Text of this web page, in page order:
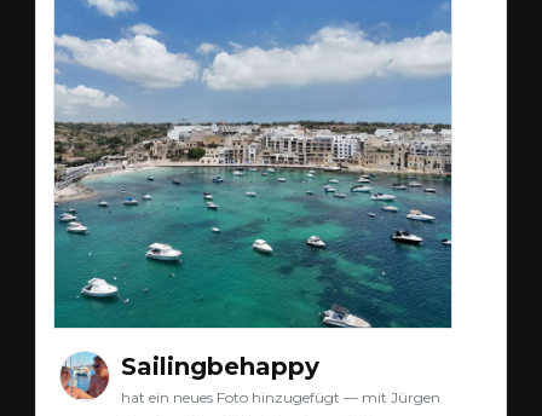
Sailingbehappy
hat ein neues Foto hinzugefügt — mit Jürgen